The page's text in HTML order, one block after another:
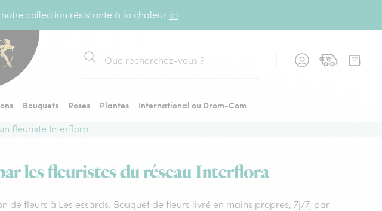
collection résistante à la chaleur ici
Rechercher
Bouquets Roses Plantes
International ou Drom-Com
fleuriste Interflora
les fleuristes du réseau Interflora
de fleurs à Les essards. Bouquet de fleurs livré en mains propres, 7j/7, par